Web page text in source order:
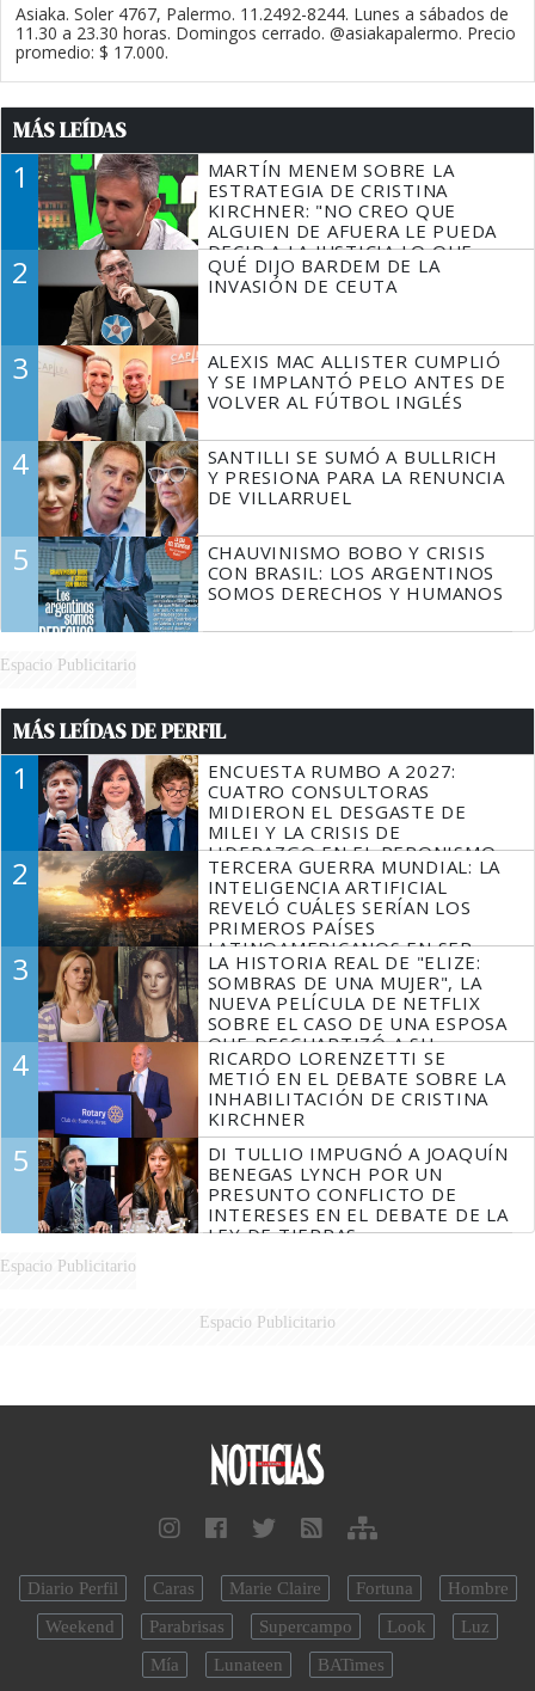
Asiaka. Soler 4767, Palermo. 11.2492-8244. Lunes a sábados de
11.30 a 23.30 horas. Domingos cerrado. @asiakapalermo. Precio
promedio: $ 17.000.
MÁS LEÍDAS
1
MARTÍN MENEM SOBRE LA
ESTRATEGIA DE CRISTINA
KIRCHNER: "NO CREO QUE
ALGUIEN DE AFUERA LE PUEDA
DECIR A LA JUSTICIA LO QUE
TIENE QUE HACER"
2
QUÉ DIJO BARDEM DE LA
INVASIÓN DE CEUTA
3
ALEXIS MAC ALLISTER CUMPLIÓ
Y SE IMPLANTÓ PELO ANTES DE
VOLVER AL FÚTBOL INGLÉS
4
SANTILLI SE SUMÓ A BULLRICH
Y PRESIONA PARA LA RENUNCIA
DE VILLARRUEL
5
CHAUVINISMO BOBO Y CRISIS
CON BRASIL: LOS ARGENTINOS
SOMOS DERECHOS Y HUMANOS
Espacio Publicitario
MÁS LEÍDAS DE PERFIL
1
ENCUESTA RUMBO A 2027:
CUATRO CONSULTORAS
MIDIERON EL DESGASTE DE
MILEI Y LA CRISIS DE
LIDERAZGO EN EL PERONISMO
2
TERCERA GUERRA MUNDIAL: LA
INTELIGENCIA ARTIFICIAL
REVELÓ CUÁLES SERÍAN LOS
PRIMEROS PAÍSES
LATINOAMERICANOS EN SER
DERROTADOS
3
LA HISTORIA REAL DE "ELIZE:
SOMBRAS DE UNA MUJER", LA
NUEVA PELÍCULA DE NETFLIX
SOBRE EL CASO DE UNA ESPOSA
QUE DESCUARTIZÓ A SU
MARIDO
4
RICARDO LORENZETTI SE
METIÓ EN EL DEBATE SOBRE LA
INHABILITACIÓN DE CRISTINA
KIRCHNER
5
DI TULLIO IMPUGNÓ A JOAQUÍN
BENEGAS LYNCH POR UN
PRESUNTO CONFLICTO DE
INTERESES EN EL DEBATE DE LA
LEY DE TIERRAS
Espacio Publicitario
Espacio Publicitario
Diario Perfil Caras Marie Claire Fortuna
Hombre
Weekend
Parabrisas Supercampo Look
Luz
Mía
Lunateen BATimes